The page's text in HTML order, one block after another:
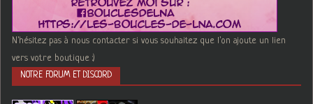
N'hésitez pas à nous contacter si vous souhaitez que l'on ajoute un lien
vers votre boutique :)
NOTRE FORUM ET DISCORD